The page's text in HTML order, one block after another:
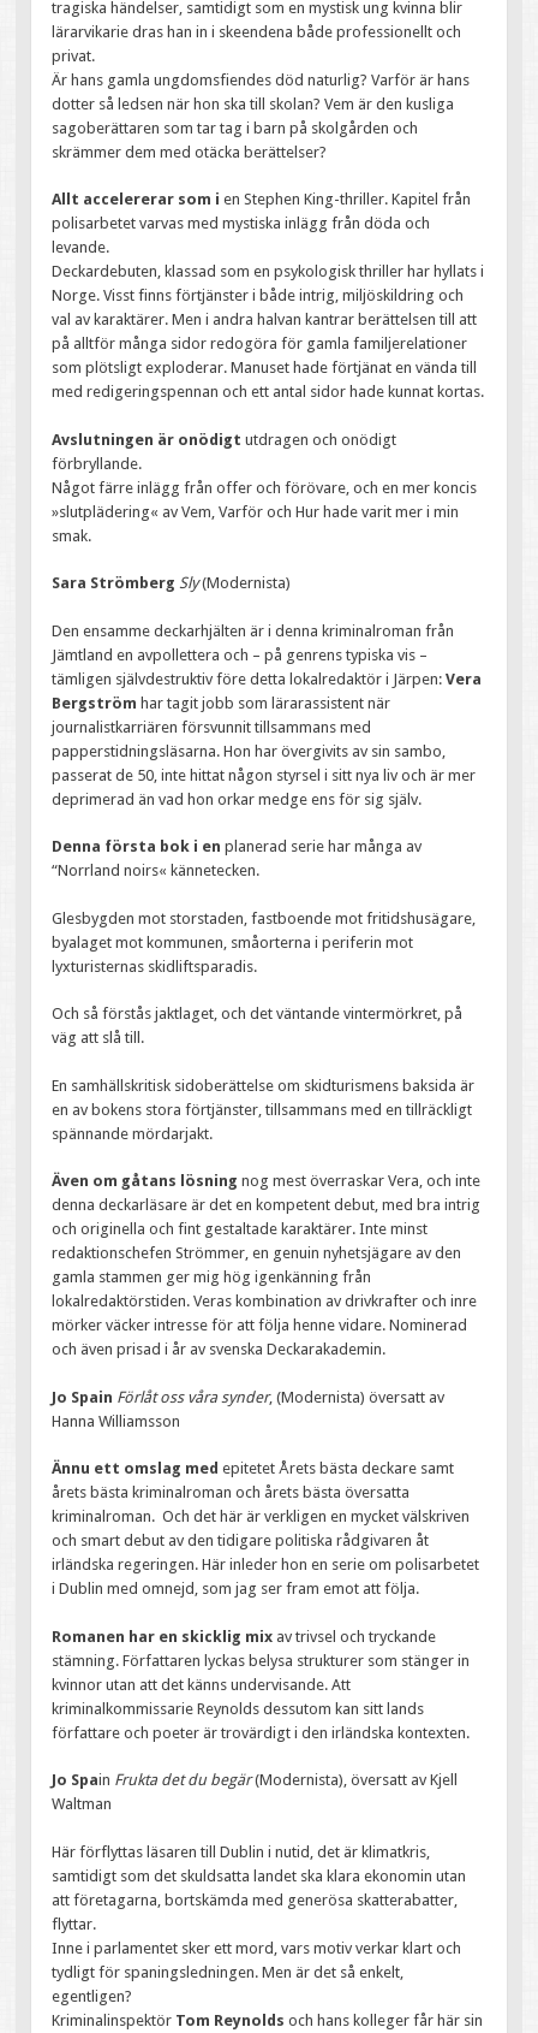
tragiska händelser, samtidigt som en mystisk ung kvinna blir
lärarvikarie dras han in i skeendena både professionellt och
privat.
Är hans gamla ungdomsfiendes död naturlig? Varför är hans
dotter så ledsen när hon ska till skolan? Vem är den kusliga
sagoberättaren som tar tag i barn på skolgården och
skrämmer dem med otäcka berättelser?
Allt accelererar som ien Stephen King-thriller. Kapitel från
polisarbetet varvas med mystiska inlägg från döda och
levande.
Deckardebuten, klassad som en psykologisk thriller har hyllats i
Norge. Visst finns förtjänster i både intrig, miljöskildring och
val av karaktärer. Men i andra halvan kantrar berättelsen till att
på alltför många sidor redogöra för gamla familjerelationer
som plötsligt exploderar. Manuset hade förtjänat en vända till
med redigeringspennan och ett antal sidor hade kunnat kortas.
Avslutningen är onödigt utdragen och onödigt
förbryllande.
Något färre inlägg från offer och förövare, och en mer koncis
»slutplädering« av Vem, Varför och Hur hade varit mer i min
smak.
Sara Strömberg Sly(Modernista)
Den ensamme deckarhjälten är i denna kriminalroman från
Jämtland en avpollettera och – på genrens typiska vis –
tämligen självdestruktiv före detta lokalredaktör i Järpen:Vera
Bergström har tagit jobb som lärarassistent när
journalistkarriären försvunnit tillsammans med
papperstidningsläsarna. Hon har övergivits av sin sambo,
passerat de 50, inte hittat någon styrsel i sitt nya liv och är mer
deprimerad än vad hon orkar medge ens för sig själv.
Denna första bok i enplanerad serie har många av
“Norrland noirs« kännetecken.
Glesbygden mot storstaden, fastboende mot fritidshusägare,
byalaget mot kommunen, småorterna i periferin mot
lyxturisternas skidliftsparadis.
Och så förstås jaktlaget, och det väntande vintermörkret, på
väg att slå till.
En samhällskritisk sidoberättelse om skidturismens baksida är
en av bokens stora förtjänster, tillsammans med en tillräckligt
spännande mördarjakt.
Även om gåtans lösning nog mest överraskar Vera, och inte
denna deckarläsare är det en kompetent debut, med bra intrig
och originella och fint gestaltade karaktärer. Inte minst
redaktionschefen Strömmer, en genuin nyhetsjägare av den
gamla stammen ger mig hög igenkänning från
lokalredaktörstiden. Veras kombination av drivkrafter och inre
mörker väcker intresse för att följa henne vidare. Nominerad
och även prisad i år av svenska Deckarakademin.
Jo Spain Förlåt oss våra synder, (Modernista) översatt av
Hanna Williamsson
Ännu ett omslag medepitetet Årets bästa deckare samt
årets bästa kriminalroman och årets bästa översatta
kriminalroman. Och det här är verkligen en mycket välskriven
och smart debut av den tidigare politiska rådgivaren åt
irländska regeringen. Här inleder hon en serie om polisarbetet
i Dublin med omnejd, som jag ser fram emot att följa.
Romanen har en skicklig mix av trivsel och tryckande
stämning. Författaren lyckas belysa strukturer som stänger in
kvinnor utan att det känns undervisande. Att
kriminalkommissarie Reynolds dessutom kan sitt lands
författare och poeter är trovärdigt i den irländska kontexten.
Jo Spain Frukta det du begär(Modernista), översatt av Kjell
Waltman
Här förflyttas läsaren till Dublin i nutid, det är klimatkris,
samtidigt som det skuldsatta landet ska klara ekonomin utan
att företagarna, bortskämda med generösa skatterabatter,
flyttar.
Inne i parlamentet sker ett mord, vars motiv verkar klart och
tydligt för spaningsledningen. Men är det så enkelt,
egentligen?
Kriminalinspektör Tom Reynolds och hans kolleger får här sin